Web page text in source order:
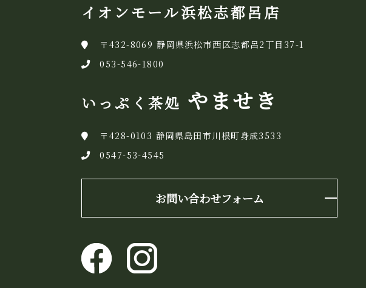
イオンモール浜松志都呂店
〒432-8069 静岡県浜松市西区志都呂2丁目37-1
053-546-1800
いっぷく茶処 やませき
〒428-0103 静岡県島田市川根町身成3533
0547-53-4545
お問い合わせフォーム